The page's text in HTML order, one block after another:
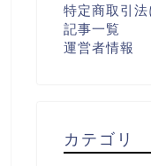
特定商取引
記事一覧
運営者情報
カテゴリ